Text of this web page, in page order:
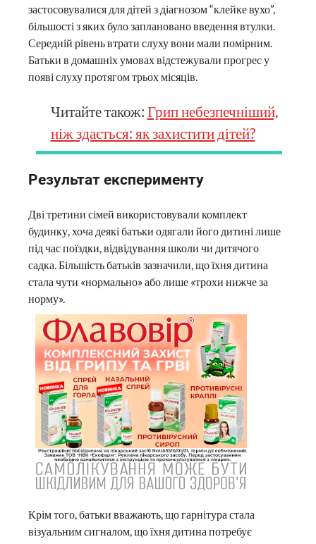
застосовувалися для дітей з діагнозом “клейке вухо”,
більшості з яких було заплановано введення втулки.
Середній рівень втрати слуху вони мали помірним.
Батьки в домашніх умовах відстежували прогрес у
появі слуху протягом трьох місяців.
Читайте також: Грип небезпечніший,
ніж здається: як захистити дітей?
Результат експерименту
Дві третини сімей використовували комплект
будинку, хоча деякі батьки одягали його дитині лише
під час поїздки, відвідування школи чи дитячого
садка. Більшість батьків зазначили, що їхня дитина
стала чути «нормально» або лише «трохи нижче за
норму».
Крім того, батьки вважають, що гарнітура стала
візуальним сигналом, що їхня дитина потребує